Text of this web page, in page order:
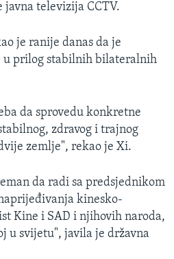
televizija CCTV.
je ranije danas da je
u prilog stabilnih bilateralnih
da sprovedu konkretne
zdravog i trajnog
zemlje", rekao je Xi.
da radi sa predsjednikom
kinesko-
Kine i SAD i njihovih naroda,
u svijetu", javila je državna